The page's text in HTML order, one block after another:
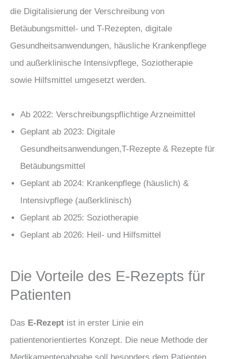
die Digitalisierung der Verschreibung von
Betäubungsmittel- und T-Rezepten, digitale
Gesundheitsanwendungen, häusliche Krankenpflege
und außerklinische Intensivpflege, Soziotherapie
sowie Hilfsmittel umgesetzt werden.
Ab 2022: Verschreibungspflichtige Arzneimittel
Geplant ab 2023: Digitale
Gesundheitsanwendungen,T-Rezepte & Rezepte für
Betäubungsmittel
Geplant ab 2024: Krankenpflege (häuslich) &
Intensivpflege (außerklinisch)
Geplant ab 2025: Soziotherapie
Geplant ab 2026: Heil- und Hilfsmittel
Die Vorteile des E-Rezepts für
Patienten
Das E-Rezept ist in erster Linie ein
patientenorientiertes Konzept. Die neue Methode der
Medikamentenabgabe soll besonders dem Patienten